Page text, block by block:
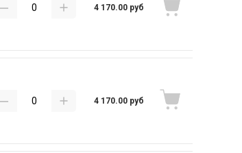
4 170.00 руб
4 170.00 руб